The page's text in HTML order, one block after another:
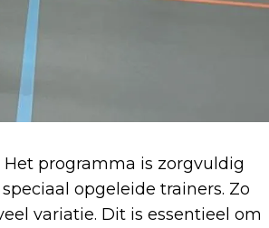
programma is zorgvuldig
opgeleide trainers. Zo
variatie. Dit is essentieel om